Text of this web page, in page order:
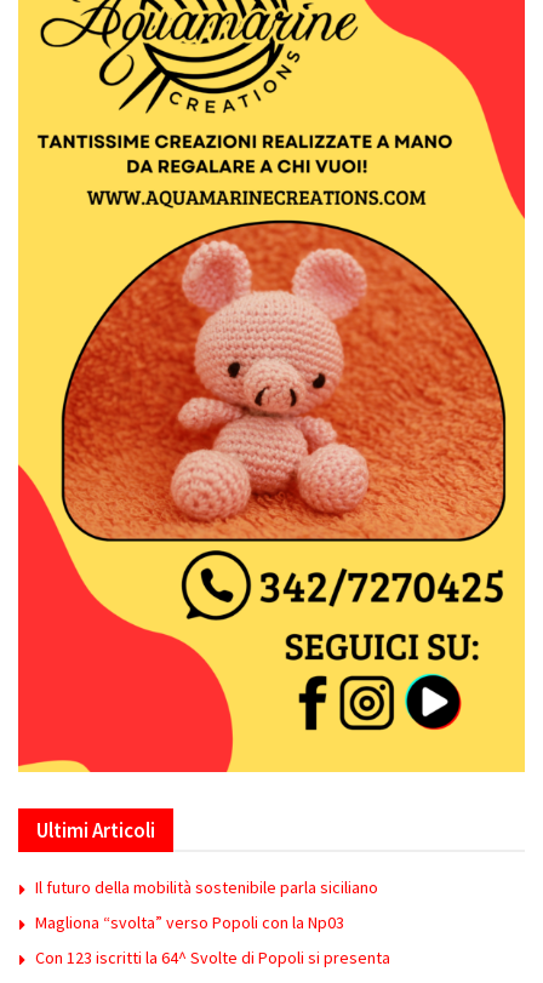
Ultimi Articoli
Il futuro della mobilità sostenibile parla siciliano
Magliona “svolta” verso Popoli con la Np03
Con 123 iscritti la 64^ Svolte di Popoli si presenta